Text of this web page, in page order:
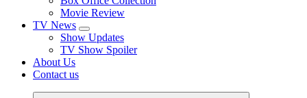
Movie Review
TV News
Show Updates
TV Show Spoiler
About Us
Contact us